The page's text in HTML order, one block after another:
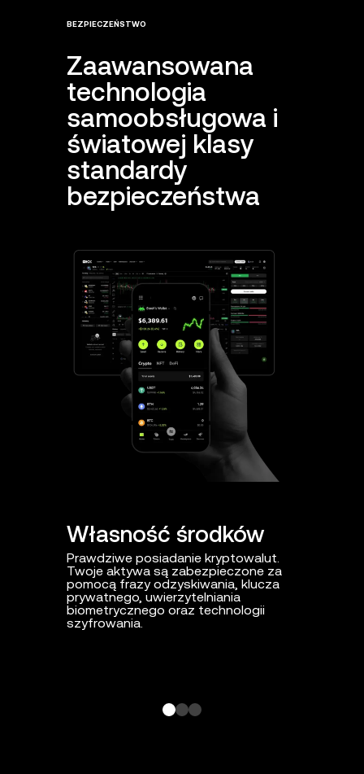
BEZPIECZEŃSTWO
Zaawansowana
technologia
samoobsługowa i
światowej klasy
standardy
bezpieczeństwa
Własność środków
Prawdziwe posiadanie kryptowalut.
Twoje aktywa są zabezpieczone za
pomocą frazy odzyskiwania, klucza
prywatnego, uwierzytelniania
biometrycznego oraz technologii
szyfrowania.